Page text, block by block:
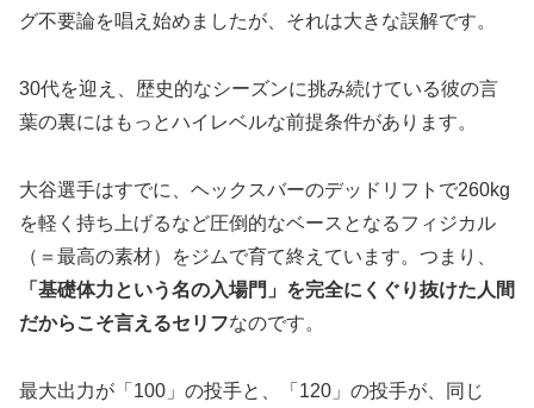
グ不要論を唱え始めましたが、それは大きな誤解です。
30代を迎え、歴史的なシーズンに挑み続けている彼の言
葉の裏にはもっとハイレベルな前提条件があります。
大谷選手はすでに、ヘックスバーのデッドリフトで260kg
を軽く持ち上げるなど圧倒的なベースとなるフィジカル
（＝最高の素材）をジムで育て終えています。つまり、
「基礎体力という名の入場門」を完全にくぐり抜けた人間
だからこそ言えるセリフなのです。
最大出力が「100」の投手と、「120」の投手が、同じ